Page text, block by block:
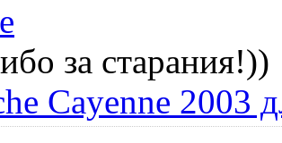
за старания!))
Cayenne 2003